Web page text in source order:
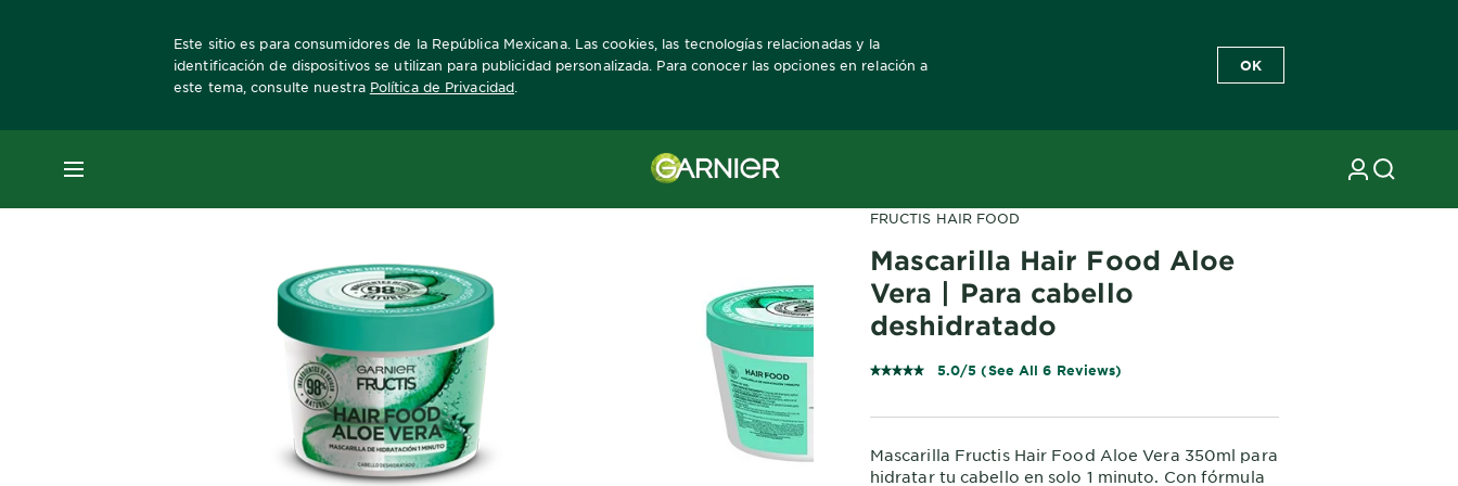
Este sitio es para consumidores de la República Mexicana. Las cookies, las tecnologías relacionadas y la
identificación de dispositivos se utilizan para publicidad personalizada. Para conocer las opciones en relación a
este tema, consulte nuestra Política de Privacidad
OK
MENÚ
FRUCTIS HAIR FOOD
Mascarilla Hair Food Aloe
Vera | Para cabello
deshidratado
5.0/5 (See All 6 Reviews)
Mascarilla Fructis Hair Food Aloe Vera 350ml para
hidratar tu cabello en solo 1 minuto. Con fórmula